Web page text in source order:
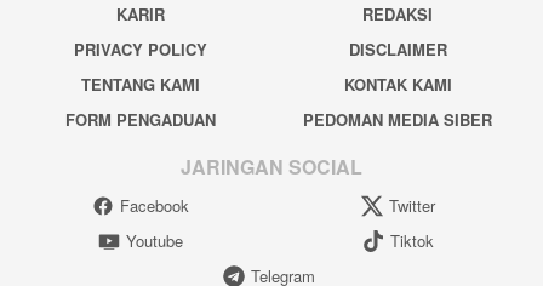
KARIR
REDAKSI
PRIVACY POLICY
DISCLAIMER
TENTANG KAMI
KONTAK KAMI
FORM PENGADUAN
PEDOMAN MEDIA SIBER
JARINGAN SOCIAL
Facebook
Twitter
Youtube
Tiktok
Telegram